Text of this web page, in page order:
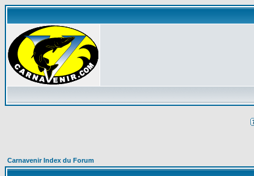
Carnavenir Index du Forum